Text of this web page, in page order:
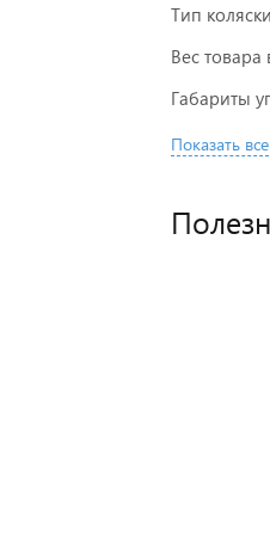
Тип коляски
Вес товара
Габариты
Показать все